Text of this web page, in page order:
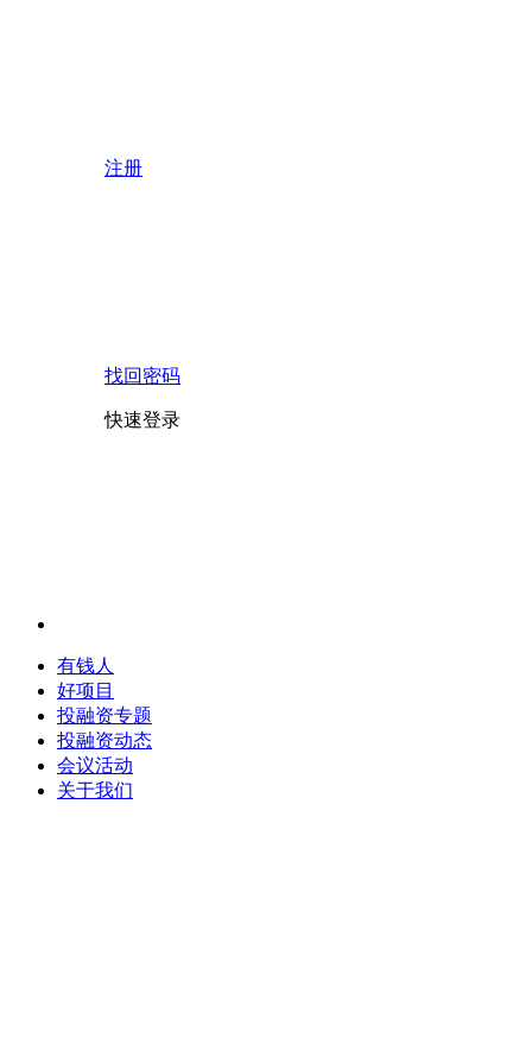
注册
找回密码
快速登录
有钱人
好项目
投融资专题
投融资动态
会议活动
关于我们